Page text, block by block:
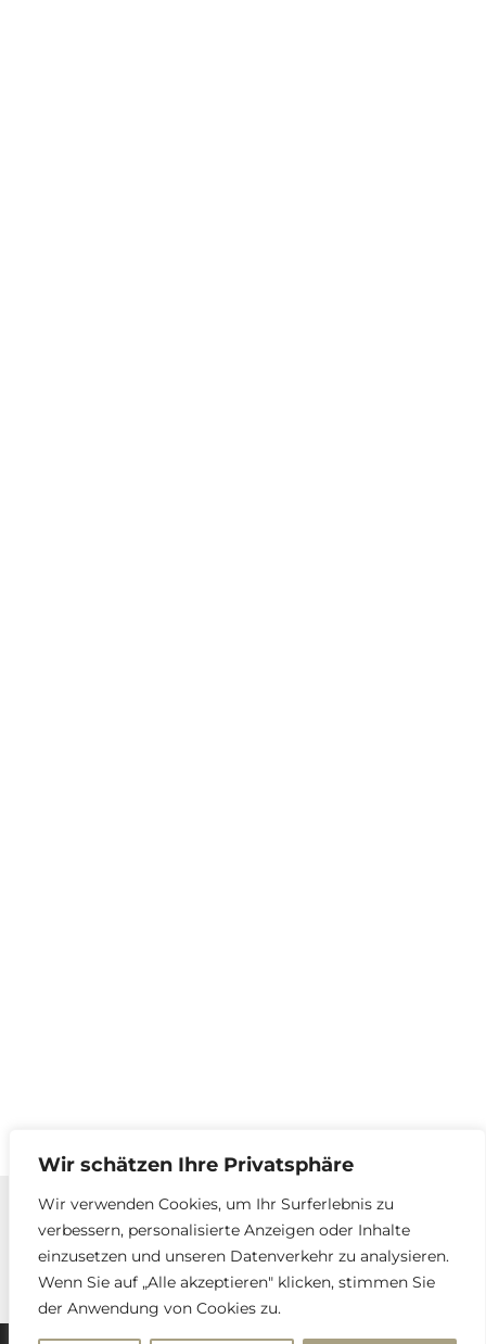
Wir schätzen Ihre Privatsphäre
Wir verwenden Cookies, um Ihr Surferlebnis zu
verbessern, personalisierte Anzeigen oder Inhalte
einzusetzen und unseren Datenverkehr zu analysieren.
Wenn Sie auf „Alle akzeptieren" klicken, stimmen Sie
der Anwendung von Cookies zu.
Kontakt
Impressum und Datenschutzerklärung